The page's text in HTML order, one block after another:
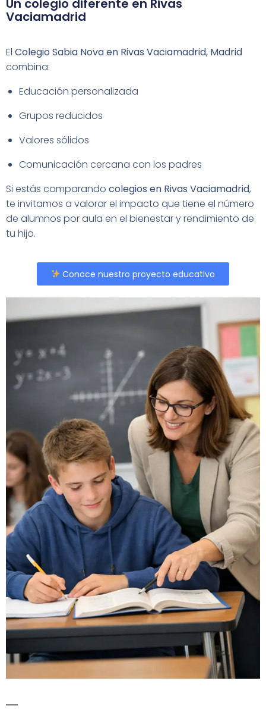
Un colegio diferente en Rivas
Vaciamadrid
El Colegio Sabia Nova en Rivas Vaciamadrid, Madrid
combina:
Educación personalizada
Grupos reducidos
Valores sólidos
Comunicación cercana con los padres
Si estás comparando colegios en Rivas Vaciamadrid,
te invitamos a valorar el impacto que tiene el número
de alumnos por aula en el bienestar y rendimiento de
tu hijo.
Conoce nuestro proyecto educativo